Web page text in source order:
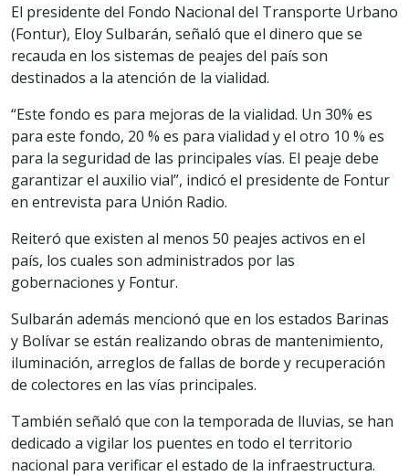
El presidente del Fondo Nacional del Transporte Urbano
(Fontur), Eloy Sulbarán, señaló que el dinero que se
recauda en los sistemas de peajes del país son
destinados a la atención de la vialidad.
“Este fondo es para mejoras de la vialidad. Un 30% es
para este fondo, 20 % es para vialidad y el otro 10 % es
para la seguridad de las principales vías. El peaje debe
garantizar el auxilio vial”, indicó el presidente de Fontur
en entrevista para Unión Radio.
Reiteró que existen al menos 50 peajes activos en el
país, los cuales son administrados por las
gobernaciones y Fontur.
Sulbarán además mencionó que en los estados Barinas
y Bolívar se están realizando obras de mantenimiento,
iluminación, arreglos de fallas de borde y recuperación
de colectores en las vías principales.
También señaló que con la temporada de lluvias, se han
dedicado a vigilar los puentes en todo el territorio
nacional para verificar el estado de la infraestructura.